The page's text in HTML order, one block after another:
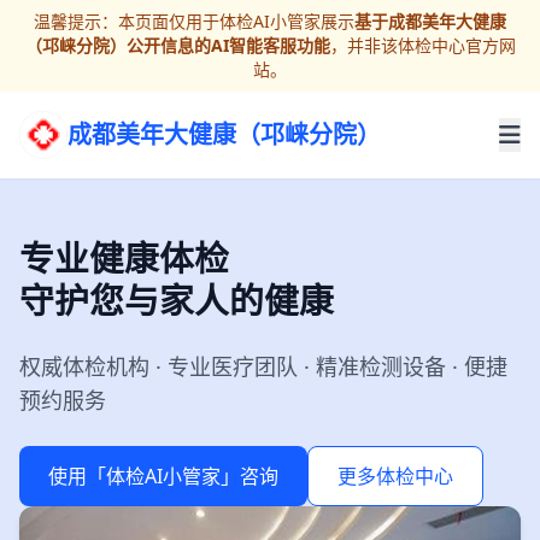
温馨提示：本页面仅用于体检AI小管家展示基于成都美年大健康
（邛崃分院）公开信息的AI智能客服功能，并非该体检中心官方网
站。
成都美年大健康（邛崃分院）
专业健康体检
守护您与家人的健康
权威体检机构 · 专业医疗团队 · 精准检测设备 · 便捷
预约服务
使用「体检AI小管家」咨询 更多体检中心